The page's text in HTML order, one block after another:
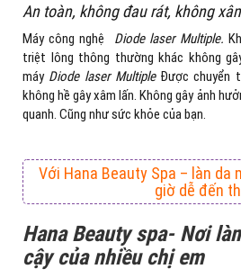
An toàn, không đau rát, không
Máy công nghệ Diode laser Multiple.
triệt lông thông thường khác không
máy Diode laser Multiple Được chuyển
không hề gây xâm lấn. Không gây ảnh
quanh. Cũng như sức khỏe của bạn.
Với Hana Beauty Spa – làn da
giờ dễ đến
Hana Beauty spa- Nơi
cậy của nhiều chị em